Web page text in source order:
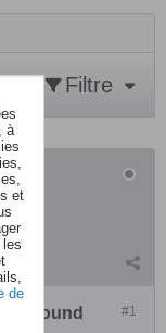
Filtre
#1
Sound
à
et
de